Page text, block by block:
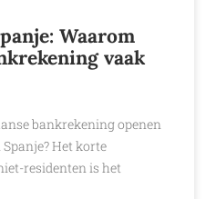
Waarom
vaak
bankrekening openen
Het korte
residenten is het